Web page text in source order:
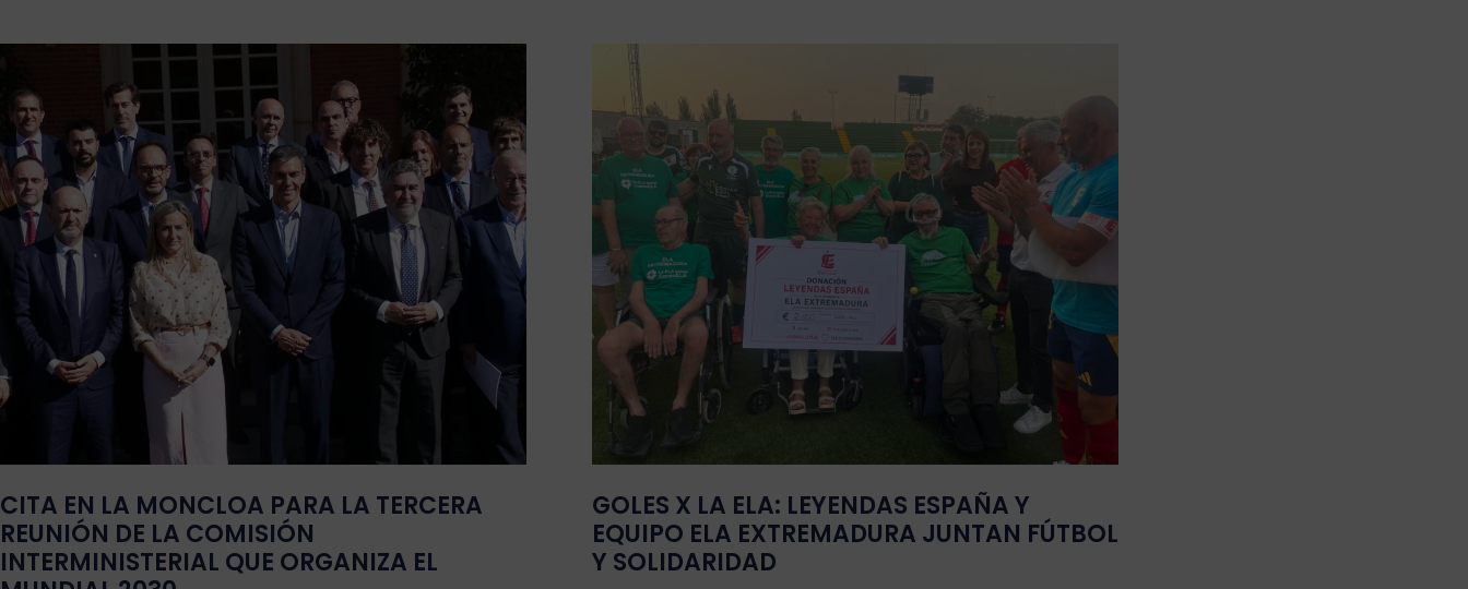
CITA EN LA MONCLOA PARA LA TERCERA
REUNIÓN DE LA COMISIÓN
INTERMINISTERIAL QUE ORGANIZA EL
GOLES X LA ELA: LEYENDAS ESPAÑA Y
EQUIPO ELA EXTREMADURA JUNTAN FÚTBOL
Y SOLIDARIDAD